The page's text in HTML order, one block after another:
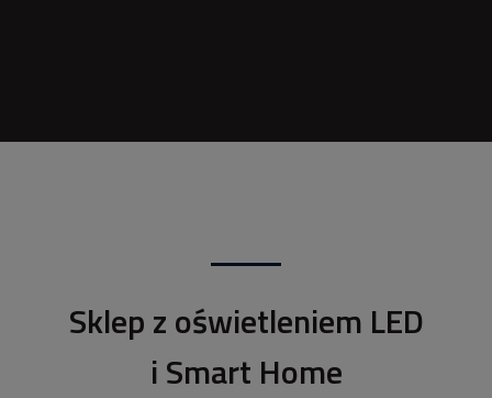
Sklep z oświetleniem LED
i Smart Home